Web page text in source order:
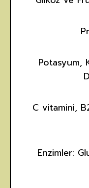
Potasyum,
C vitamini,
Enzimler: